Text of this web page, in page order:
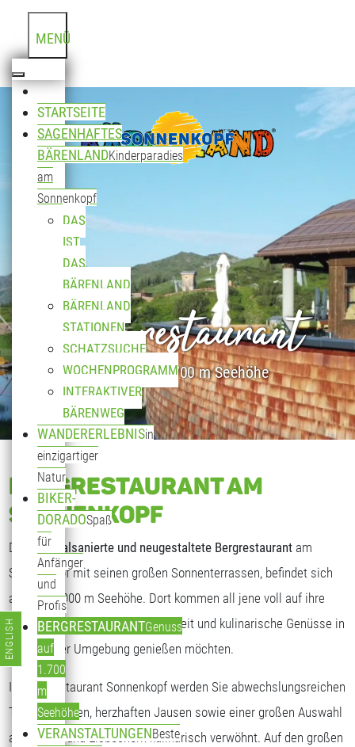
MENÜ
STARTSEITE
SAGENHAFTES
BÄRENLANDKinderparadies
am
Sonnenkopf
DAS
IST
DAS
BÄRENLAND
BÄRENLAND
STATIONEN
SCHATZSUCHE
WOCHENPROGRAMM
INTERAKTIVER
BÄRENWEG
WANDERERLEBNISin
einzigartiger
Natur
BIKER-
DORADOSpaß
für
Anfänger
und
Profis
BERGRESTAURANTGenuss
auf
1.700
m
Seehöhe
VERANSTALTUNGENBeste
Bergrestaurant
Genuss auf 1.700 m Seehöhe
BERGRESTAURANT AM
SONNENKOPF
Das generalsanierte und neugestaltete Bergrestaurant am
Sonnenkopf mit seinen großen Sonnenterrassen, befindet sich
auf fast 2.000 m Seehöhe. Dort kommen all jene voll auf ihre
Kosten, die freundliche Gastlichkeit und kulinarische Genüsse in
traumhafter Umgebung genießen möchten.
Im Bergrestaurant Sonnenkopf werden Sie abwechslungsreichen
Tagesgerichten, herzhaften Jausen sowie einer großen Auswahl
an Kuchen und Eisbechern kulinarisch verwöhnt. Auf den großen
Sprache auswählen
ENGLISH